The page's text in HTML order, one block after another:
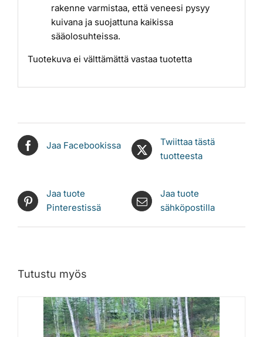
rakenne varmistaa, että veneesi pysyy
kuivana ja suojattuna kaikissa
sääolosuhteissa.
Tuotekuva ei välttämättä vastaa tuotetta
Jaa Facebookissa
Twiittaa tästä
tuotteesta
Jaa tuote
Pinterestissä
Jaa tuote
sähköpostilla
Tutustu myös